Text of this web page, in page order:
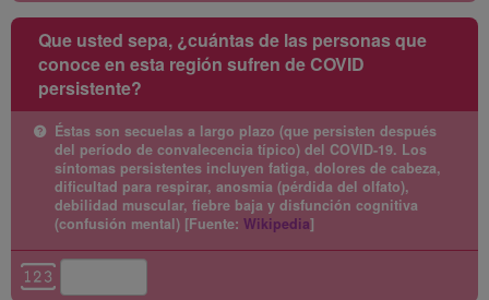
Que usted sepa, ¿cuántas de las personas que
conoce en esta región sufren de COVID
persistente?
Éstas son secuelas a largo plazo (que persisten después
del período de convalecencia típico) del COVID-19. Los
síntomas persistentes incluyen fatiga, dolores de cabeza,
dificultad para respirar, anosmia (pérdida del olfato),
debilidad muscular, fiebre baja y disfunción cognitiva
(confusión mental) [Fuente:Wikipedia]